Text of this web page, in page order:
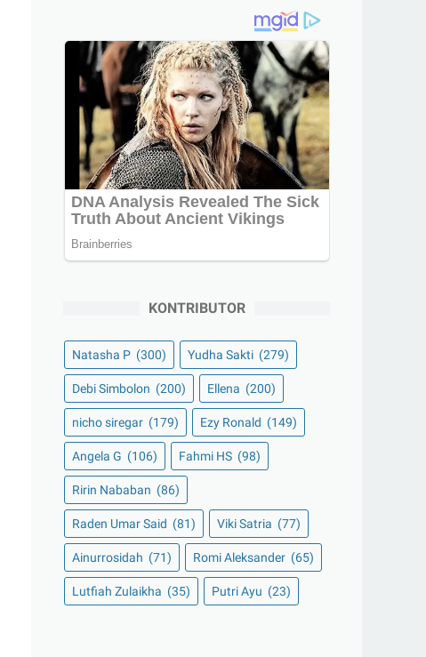
KONTRIBUTOR
Natasha P (300) Yudha Sakti (279)
Debi Simbolon (200) Ellena (200)
nicho siregar (179) Ezy Ronald (149)
Angela G (106) Fahmi HS (98)
Ririn Nababan (86)
Raden Umar Said (81) Viki Satria (77)
Ainurrosidah (71) Romi Aleksander (65)
Lutfiah Zulaikha (35) Putri Ayu (23)